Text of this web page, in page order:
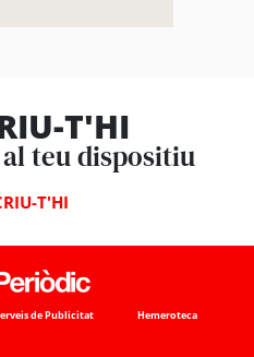
T'HI
teu dispositiu
T'HI
de Publicitat Hemeroteca